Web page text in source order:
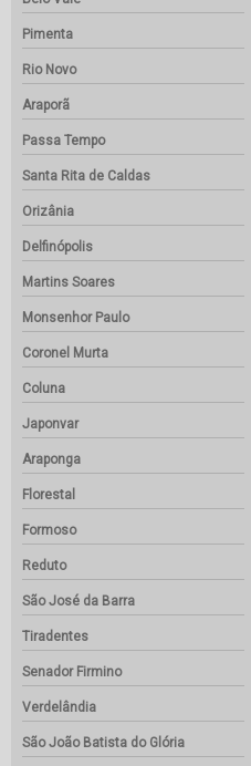
Pimenta
Rio Novo
Araporã
Passa Tempo
Santa Rita de Caldas
Orizânia
Delfinópolis
Martins Soares
Monsenhor Paulo
Coronel Murta
Coluna
Japonvar
Araponga
Florestal
Formoso
Reduto
São José da Barra
Tiradentes
Senador Firmino
Verdelândia
São João Batista do Glória